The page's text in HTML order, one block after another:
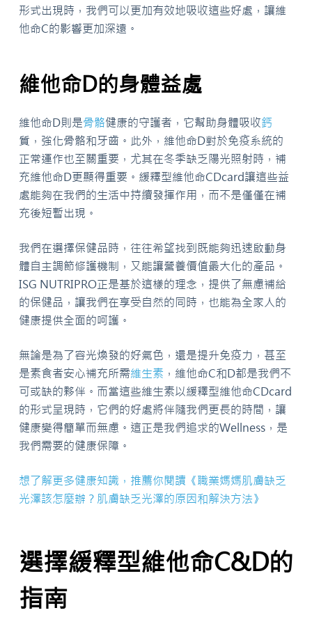
形式出現時，我們可以更加有效地吸收這些好處，讓維
他命C的影響更加深遠。
維他命D的身體益處
維他命D則是骨骼健康的守護者，它幫助身體吸收鈣
質，強化骨骼和牙齒。此外，維他命D對於免疫系統的
正常運作也至關重要，尤其在冬季缺乏陽光照射時，補
充維他命D更顯得重要。緩釋型維他命CDcard讓這些益
處能夠在我們的生活中持續發揮作用，而不是僅僅在補
充後短暫出現。
我們在選擇保健品時，往往希望找到既能夠迅速啟動身
體自主調節修護機制，又能讓營養價值最大化的產品。
ISG NUTRIPRO正是基於這樣的理念，提供了無慮補給
的保健品，讓我們在享受自然的同時，也能為全家人的
健康提供全面的呵護。
無論是為了容光煥發的好氣色，還是提升免疫力，甚至
是素食者安心補充所需維生素 ，維他命C和D都是我們不
可或缺的夥伴。而當這些維生素以緩釋型維他命CDcard
的形式呈現時，它們的好處將伴隨我們更長的時間，讓
健康變得簡單而無慮。這正是我們追求的Wellness，是
我們需要的健康保障。
想了解更多健康知識，推薦你閱讀《職業媽媽肌膚缺乏
光澤該怎麼辦？肌膚缺乏光澤的原因和解決方法》
選擇緩釋型維他命C&D的
指南